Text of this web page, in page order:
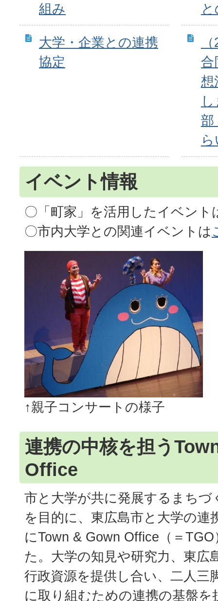
組み
大学・企業との連携
協定
合
想
部
イベント情報
〇「町家」を活用したイベント
〇市内大学との関連イベントは
↑親子コンサートの様子
連携の中核を担う
Office
市と大学が共に発展するまち
を目的に、東広島市と大学の連
にTown & Gown Office（＝
た。大学の知見や研究力、東広
行政資源を提供し合い、二人三
に取り組むための連携の基盤を